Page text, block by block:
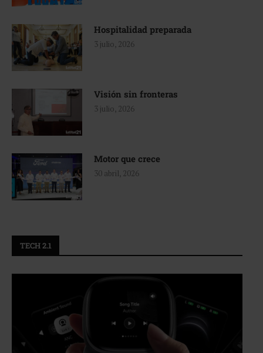
Hospitalidad preparada
3 julio, 2026
Visión sin fronteras
3 julio, 2026
Motor que crece
30 abril, 2026
TECH 2.1